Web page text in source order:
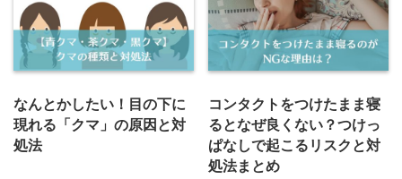
なんとかしたい！目の下に
現れる「クマ」の原因と対
処法
コンタクトをつけたまま寝
るとなぜ良くない？つけっ
ぱなしで起こるリスクと対
処法まとめ